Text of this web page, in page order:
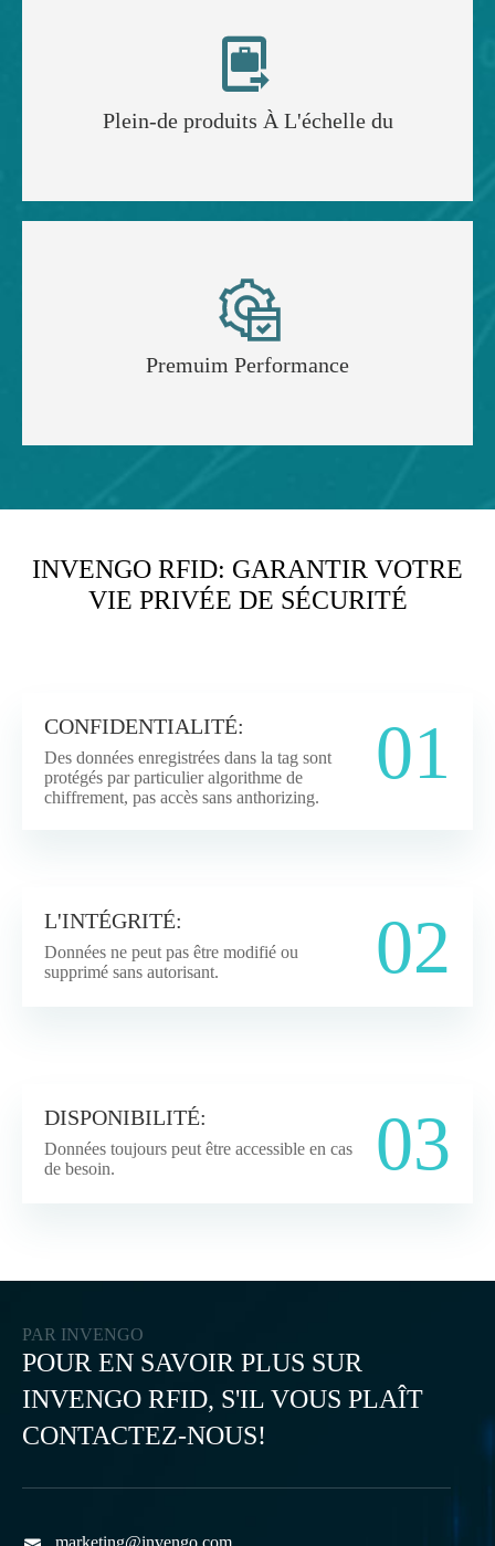

Plein-de produits À L'échelle du

Premuim Performance
INVENGO RFID: GARANTIR VOTRE
VIE PRIVÉE DE SÉCURITÉ
CONFIDENTIALITÉ:
Des données enregistrées dans la tag sont
protégés par particulier algorithme de
chiffrement, pas accès sans anthorizing.
01
L'INTÉGRITÉ:
Données ne peut pas être modifié ou
supprimé sans autorisant.
02
DISPONIBILITÉ:
Données toujours peut être accessible en cas
de besoin.
03
PAR INVENGO
POUR EN SAVOIR PLUS SUR
INVENGO RFID, S'IL VOUS PLAÎT
CONTACTEZ-NOUS!
marketing@invengo.com